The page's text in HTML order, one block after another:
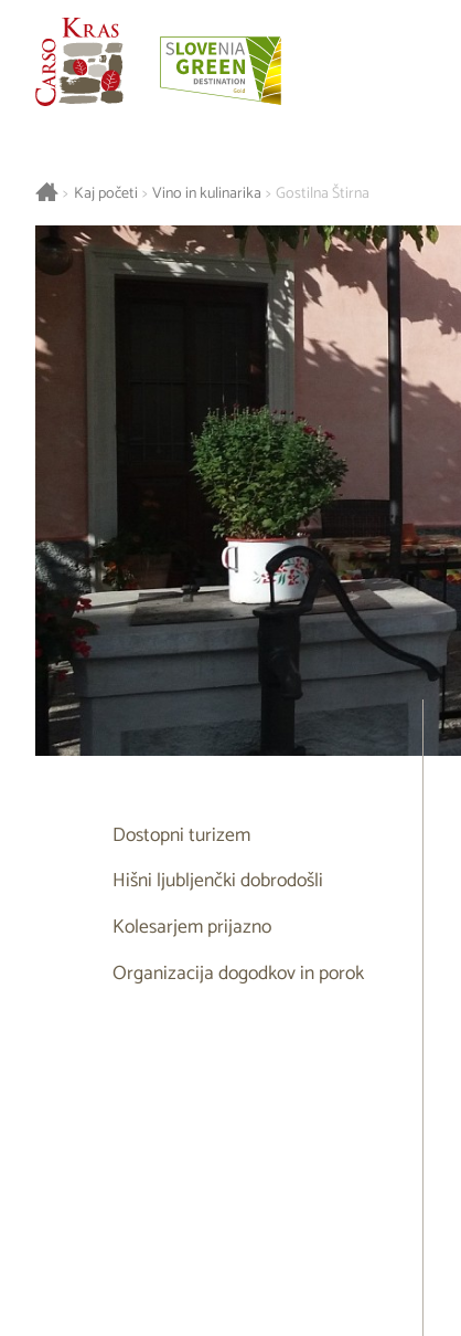
> Kaj početi > Vino in kulinarika > Gostilna Štirna
Dostopni turizem
Hišni ljubljenčki dobrodošli
Kolesarjem prijazno
Organizacija dogodkov in porok